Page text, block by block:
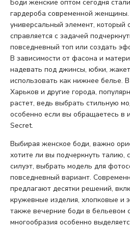
Боди женские оптом сегодня
гардероба современной
универсальный элемент, который
справляется с задачей
повседневный топ или создать
В зависимости от фасона и
надевать под джинсы, юбки,
использовать как нижнее белье.
Харьков и другие города,
растет, ведь выбрать стильную
особенно если вы обращаетесь в
Secret.
Выбирая женское боди, важно
хотите ли вы подчеркнуть талию,
силуэт, выбрать модель для
повседневный вариант.
предлагают десятки решений,
кружевные изделия, хлопковые и
также вечерние боди в бельевом
многообразия особенно